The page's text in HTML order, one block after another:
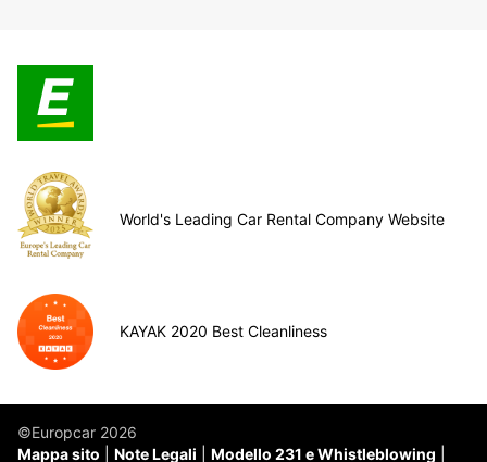
World's Leading Car Rental Company Website
KAYAK 2020 Best Cleanliness
©Europcar 2026
Mappa sito
Note Legali Modello 231 e Whistleblowing